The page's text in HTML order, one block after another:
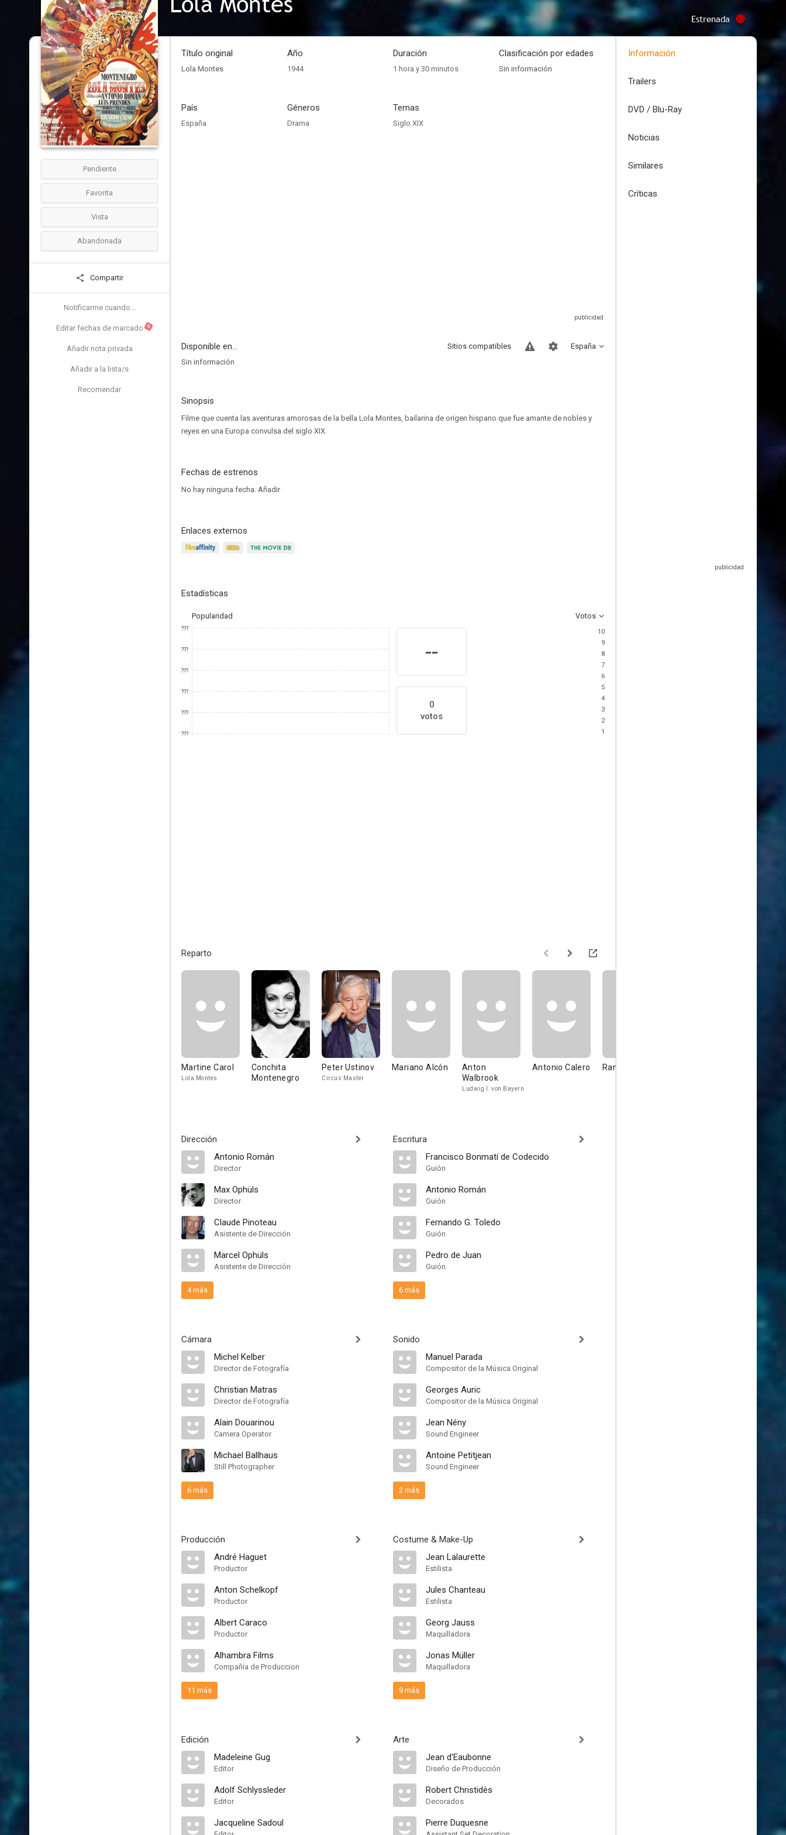
Estrenada
Pendiente
Favorita
Vista
Abandonada
Compartir
Notificarme cuando...
Editar fechas de marcado N
Añadir nota privada
Añadir a la lista/s
Recomendar
Título original
Lola Montes
Año
1944
Duración
1 hora y 30 minutos
Clasificación por edades
Sin información
País
España
Géneros
Drama
Temas
Siglo XIX
Disponible en... España
Sitios compatibles
Sin información
Sinopsis
Filme que cuenta las aventuras amorosas de la bella Lola Montes, bailarina de origen hispano que fue amante de nobles y
reyes en una Europa convulsa del siglo XIX.
Fechas de estrenos
No hay ninguna fecha. Añadir
Enlaces externos
Estadísticas
Popularidad Votos
???
???
???
???
???
???
--
0
votos
10
9
8
7
6
5
4
3
2
1
Reparto
Martine Carol
Lola Montes
Conchita
Montenegro
Peter Ustinov
Circus Master
Mariano Alcón
Anton
Walbrook
Ludwig I. von Bayern
Antonio Calero Ramón Elías
Dirección
Antonio Román
Director
Max Ophüls
Director
Claude Pinoteau
Asistente de Dirección
Marcel Ophüls
Asistente de Dirección
4 más
Cámara
Michel Kelber
Director de Fotografía
Christian Matras
Director de Fotografía
Alain Douarinou
Camera Operator
Michael Ballhaus
Still Photographer
6 más
Producción
André Haguet
Productor
Anton Schelkopf
Productor
Albert Caraco
Productor
Alhambra Films
Compañía de Produccion
11 más
Edición
Madeleine Gug
Editor
Adolf Schlyssleder
Editor
Jacqueline Sadoul
Escritura
Francisco Bonmatí de Codecido
Guión
Antonio Román
Guión
Fernando G. Toledo
Guión
Pedro de Juan
Guión
6 más
Sonido
Manuel Parada
Compositor de la Música Original
Georges Auric
Compositor de la Música Original
Jean Nény
Sound Engineer
Antoine Petitjean
Sound Engineer
2 más
Costume & Make-Up
Jean Lalaurette
Estilista
Jules Chanteau
Estilista
Georg Jauss
Maquilladora
Jonas Müller
Maquilladora
9 más
Arte
Jean d'Eaubonne
Diseño de Producción
Robert Christidès
Decorados
Pierre Duquesne
Información
Trailers
DVD / Blu-Ray
Noticias
Similares
Críticas